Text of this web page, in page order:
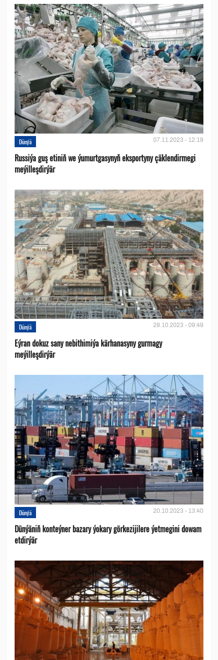
Dünýä 07.11.2023 - 12:19
Russiýa guş etiniň we ýumurtgasynyň eksportyny çäklendirmegi
meýilleşdirýär
Dünýä 28.10.2023 - 09:49
Eýran dokuz sany nebithimiýa kärhanasyny gurmagy
meýilleşdirýär
Dünýä 20.10.2023 - 13:40
Dünýäniň konteýner bazary ýokary görkezijilere ýetmegini dowam
etdirýär